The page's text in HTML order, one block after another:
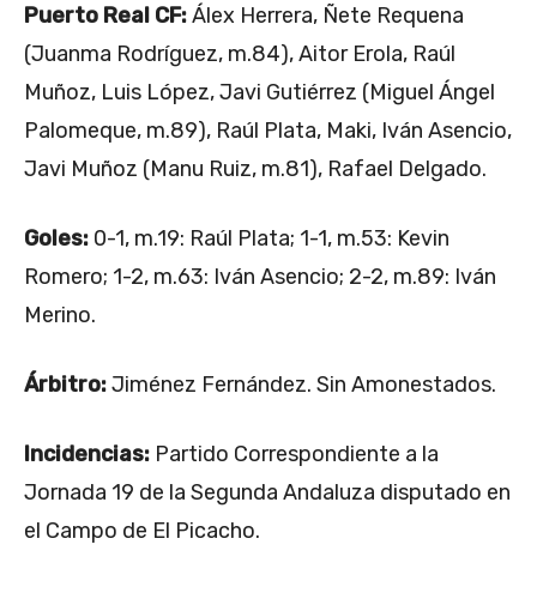
Puerto Real CF:Álex Herrera, Ñete Requena
(Juanma Rodríguez, m.84), Aitor Erola, Raúl
Muñoz, Luis López, Javi Gutiérrez (Miguel Ángel
Palomeque, m.89), Raúl Plata, Maki, Iván Asencio,
Javi Muñoz (Manu Ruiz, m.81), Rafael Delgado.
Goles: 0-1, m.19: Raúl Plata; 1-1, m.53: Kevin
Romero; 1-2, m.63: Iván Asencio; 2-2, m.89: Iván
Merino.
Árbitro:Jiménez Fernández. Sin Amonestados.
Incidencias: Partido Correspondiente a la
Jornada 19 de la Segunda Andaluza disputado en
el Campo de El Picacho.